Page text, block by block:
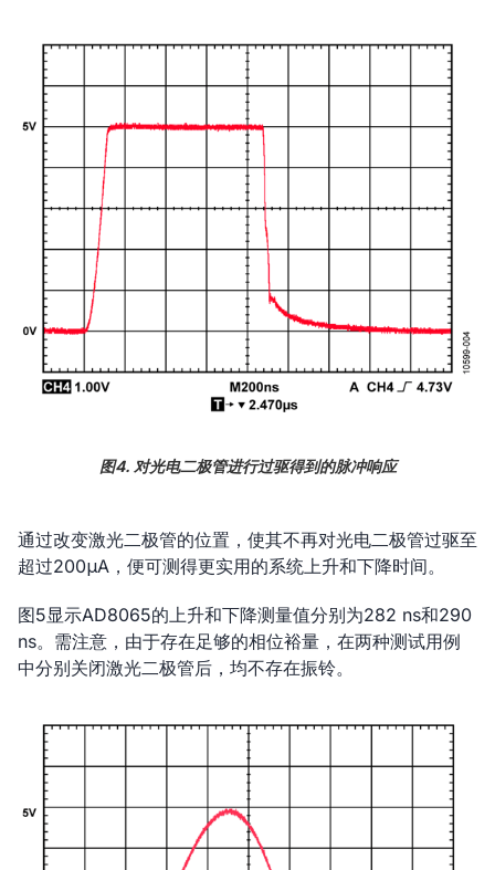
图4. 对光电二极管进行过驱得到的脉冲响应
通过改变激光二极管的位置，使其不再对光电二极管过驱至
超过200μA，便可测得更实用的系统上升和下降时间。
图5显示AD8065的上升和下降测量值分别为282 ns和290
ns。需注意，由于存在足够的相位裕量，在两种测试用例
中分别关闭激光二极管后，均不存在振铃。